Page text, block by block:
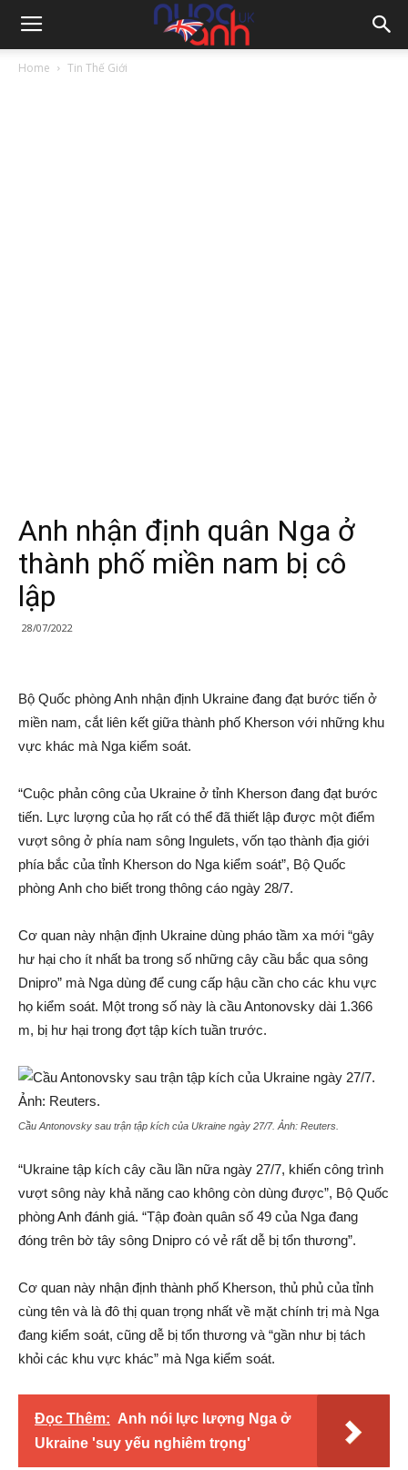
Home Tin Thế Giới
Anh nhận định quân Nga ở
thành phố miền nam bị cô
lập
28/07/2022
Bộ Quốc phòng Anh nhận định Ukraine đang đạt bước tiến ở
miền nam, cắt liên kết giữa thành phố Kherson với những khu
vực khác mà Nga kiểm soát.
“Cuộc phản công của Ukraine ở tỉnh Kherson đang đạt bước
tiến. Lực lượng của họ rất có thể đã thiết lập được một điểm
vượt sông ở phía nam sông Ingulets, vốn tạo thành địa giới
phía bắc của tỉnh Kherson do Nga kiểm soát”, Bộ Quốc
phòng Anh cho biết trong thông cáo ngày 28/7.
Cơ quan này nhận định Ukraine dùng pháo tầm xa mới “gây
hư hại cho ít nhất ba trong số những cây cầu bắc qua sông
Dnipro” mà Nga dùng để cung cấp hậu cần cho các khu vực
họ kiểm soát. Một trong số này là cầu Antonovsky dài 1.366
m, bị hư hại trong đợt tập kích tuần trước.
Cầu Antonovsky sau trận tập kích của Ukraine ngày 27/7. Ảnh: Reuters
“Ukraine tập kích cây cầu lần nữa ngày 27/7, khiến công trình
vượt sông này khả năng cao không còn dùng được”, Bộ Quốc
phòng Anh đánh giá. “Tập đoàn quân số 49 của Nga đang
đóng trên bờ tây sông Dnipro có vẻ rất dễ bị tổn thương”.
Cơ quan này nhận định thành phố Kherson, thủ phủ của tỉnh
cùng tên và là đô thị quan trọng nhất về mặt chính trị mà Nga
đang kiểm soát, cũng dễ bị tổn thương và “gần như bị tách
khỏi các khu vực khác” mà Nga kiểm soát.
Đọc Thêm: Anh nói lực lượng Nga ở
Ukraine 'suy yếu nghiêm trọng'